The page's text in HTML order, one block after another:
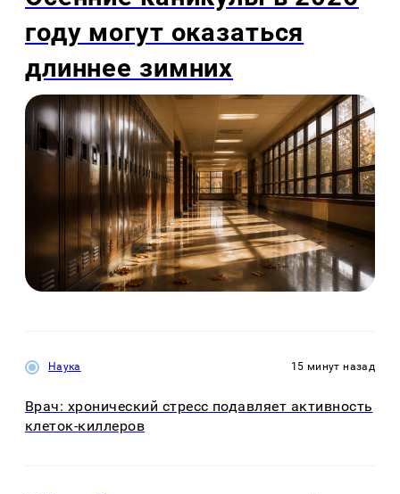
году могут оказаться
длиннее зимних
Наука 15 минут назад
Врач: хронический стресс подавляет активность
клеток-киллеров